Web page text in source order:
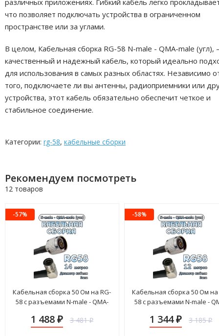
различных приложениях. Гибкий кабель легко
что позволяет подключать устройства в ограниченном
пространстве или за углами.
В целом, Кабельная сборка RG-58 N-male - QMA-male
качественный и надежный кабель, который идеально
для использования в самых разных областях. Независимо
того, подключаете ли вы антенны, радиоприемники или
устройства, этот кабель обязательно обеспечит четкое и
стабильное соединение.
Категории: rg-58, кабельные сборки
Рекомендуем посмотреть
12 товаров
-57%
Кабельная сборка 50 Ом на RG-
58 с разъемами N-male - QMA-
1 488 ₽ 3 481₽
-58%
Кабельная сборка 50 Ом на
58 с разъемами N-male -
1 344₽ 3 185₽